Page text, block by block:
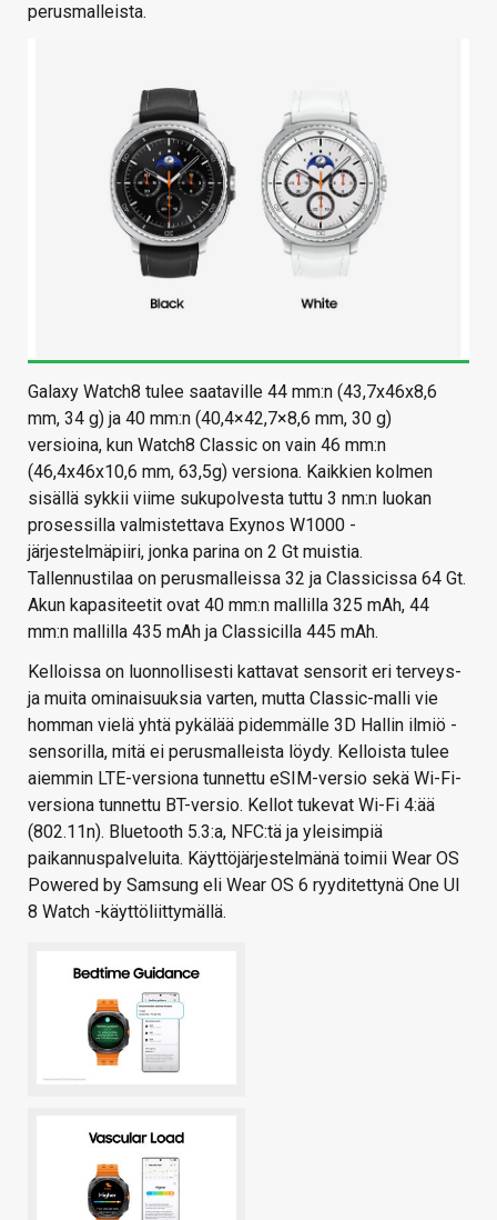
perusmalleista.
Galaxy Watch8 tulee saataville 44 mm:n (43,7x46x8,6
mm, 34 g) ja 40 mm:n (40,4×42,7×8,6 mm, 30 g)
versioina, kun Watch8 Classic on vain 46 mm:n
(46,4x46x10,6 mm, 63,5g) versiona. Kaikkien kolmen
sisällä sykkii viime sukupolvesta tuttu 3 nm:n luokan
prosessilla valmistettava Exynos W1000 -
järjestelmäpiiri, jonka parina on 2 Gt muistia.
Tallennustilaa on perusmalleissa 32 ja Classicissa 64 Gt.
Akun kapasiteetit ovat 40 mm:n mallilla 325 mAh, 44
mm:n mallilla 435 mAh ja Classicilla 445 mAh.
Kelloissa on luonnollisesti kattavat sensorit eri terveys-
ja muita ominaisuuksia varten, mutta Classic-malli vie
homman vielä yhtä pykälää pidemmälle 3D Hallin ilmiö -
sensorilla, mitä ei perusmalleista löydy. Kelloista tulee
aiemmin LTE-versiona tunnettu eSIM-versio sekä Wi-Fi-
versiona tunnettu BT-versio. Kellot tukevat Wi-Fi 4:ää
(802.11n). Bluetooth 5.3:a, NFC:tä ja yleisimpiä
paikannuspalveluita. Käyttöjärjestelmänä toimii Wear OS
Powered by Samsung eli Wear OS 6 ryyditettynä One UI
8 Watch -käyttöliittymällä.